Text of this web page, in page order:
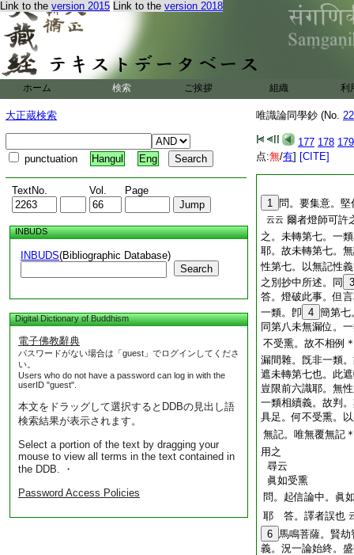
Link to the version 2015 Link to the version 2018
ホーム 検索 ご挨拶 組織 利
大正蔵検索
punctuation Hangul Eng
TextNo. Vol. Page
INBUDS
INBUDS(Bibliographic Database)
Search
Digital Dictionary of Buddhism
電子佛教辭典
パスワードがない場合は「guest」でログインしてくださ
い。
Users who do not have a password can log in with the
userID "guest".
本文をドラッグして選択するとDDBの見出し語
検索結果が表示されます。
Select a portion of the text by dragging your
mouse to view all terms in the text contained in
the DDB. ・
Password Access Policies
唯識論同學鈔 (No.
177 178 179
点:無/有] [CITE]
1 問。要集意。
云云 爾者燈師可
之。未轉第七。一
耶。故未轉第七。
性第七。以無記性
之別抄中所述。同
3
答。燈破此事。但
一類。卽 4 簡第七
同第八未無漏位。
不受熏。故不相例
漏間雜。旣非一類
遮未轉第七也。此
豈限前六識耶。無
一類相續義。故判
具足。何不受熏。
無記。唯無覆無記
用之
尋云
眞如受熏
問。起信論中。眞
耶 答。譯者誤也
6 馬鳴菩薩。賢
義。況一論始終。